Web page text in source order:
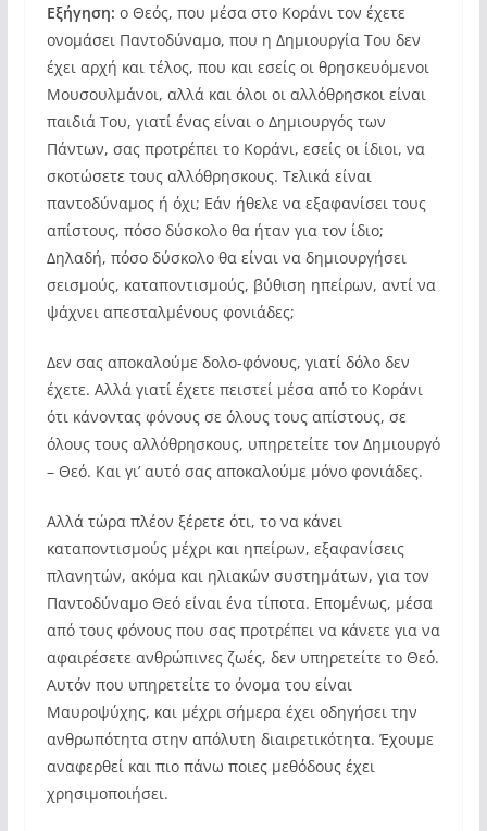
Εξήγηση: ο Θεός, που μέσα στο Κοράνι τον έχετε
ονομάσει Παντοδύναμο, που η Δημιουργία Του δεν
έχει αρχή και τέλος, που και εσείς οι θρησκευόμενοι
Μουσουλμάνοι, αλλά και όλοι οι αλλόθρησκοι είναι
παιδιά Του, γιατί ένας είναι ο Δημιουργός των
Πάντων, σας προτρέπει το Κοράνι, εσείς οι ίδιοι, να
σκοτώσετε τους αλλόθρησκους. Τελικά είναι
παντοδύναμος ή όχι; Εάν ήθελε να εξαφανίσει τους
απίστους, πόσο δύσκολο θα ήταν για τον ίδιο;
Δηλαδή, πόσο δύσκολο θα είναι να δημιουργήσει
σεισμούς, καταποντισμούς, βύθιση ηπείρων, αντί να
ψάχνει απεσταλμένους φονιάδες;
Δεν σας αποκαλούμε δολο-φόνους, γιατί δόλο δεν
έχετε. Αλλά γιατί έχετε πειστεί μέσα από το Κοράνι
ότι κάνοντας φόνους σε όλους τους απίστους, σε
όλους τους αλλόθρησκους, υπηρετείτε τον Δημιουργό
– Θεό. Και γι’ αυτό σας αποκαλούμε μόνο φονιάδες.
Αλλά τώρα πλέον ξέρετε ότι, το να κάνει
καταποντισμούς μέχρι και ηπείρων, εξαφανίσεις
πλανητών, ακόμα και ηλιακών συστημάτων, για τον
Παντοδύναμο Θεό είναι ένα τίποτα. Επομένως, μέσα
από τους φόνους που σας προτρέπει να κάνετε για να
αφαιρέσετε ανθρώπινες ζωές, δεν υπηρετείτε το Θεό.
Αυτόν που υπηρετείτε το όνομα του είναι
Μαυροψύχης, και μέχρι σήμερα έχει οδηγήσει την
ανθρωπότητα στην απόλυτη διαιρετικότητα. Έχουμε
αναφερθεί και πιο πάνω ποιες μεθόδους έχει
χρησιμοποιήσει.